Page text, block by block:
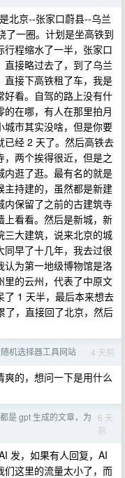
北京--张家口蔚县--乌兰
了一圈。计划是坐高铁到
程缩水了一半，张家口
接略过去了，到了乌兰
直接下高铁租了车，我是
好看。自驾的路上没有什
在哪，有人在那里拍月
城市其实没啥，但是你要
已经 2 天了。然后高铁去
两个挨得很近，但是之
内逛了逛。最有名的就是
主持建的，虽然都是新建
内保留了之前的古建筑寺
上看看。然后是新城，新
三大建筑，说来北京的城
早了十几年，我去过很
认为第一地级博物馆是洛
里的云州，代表了中原文
了 1 天半，最后本来想去
了，直接回了北京，然后
机选择器工具网站 4 天前
的，想问一下是用什么
是 gpt 生成的文章，为
6 天
前
发，如果有人回复，AI
们这里的流量太小了，而